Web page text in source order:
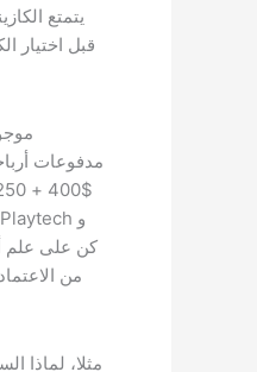
قبل اختيار
من
مثلا، لماذا